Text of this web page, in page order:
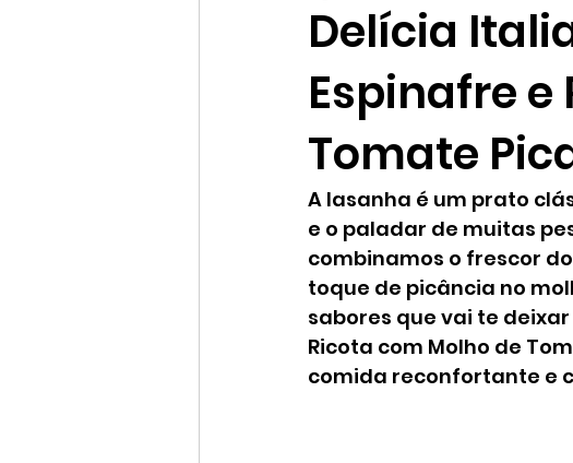
Delícia
Espinafre e
Tomate
A lasanha é um prato
e o paladar de muitas
combinamos o frescor
toque de picância no
sabores que vai te
Ricota com Molho de
comida reconfortante e